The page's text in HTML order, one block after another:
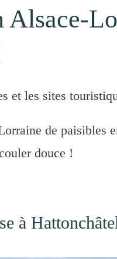
Alsace-
et les sites
de paisibles
douce !
à